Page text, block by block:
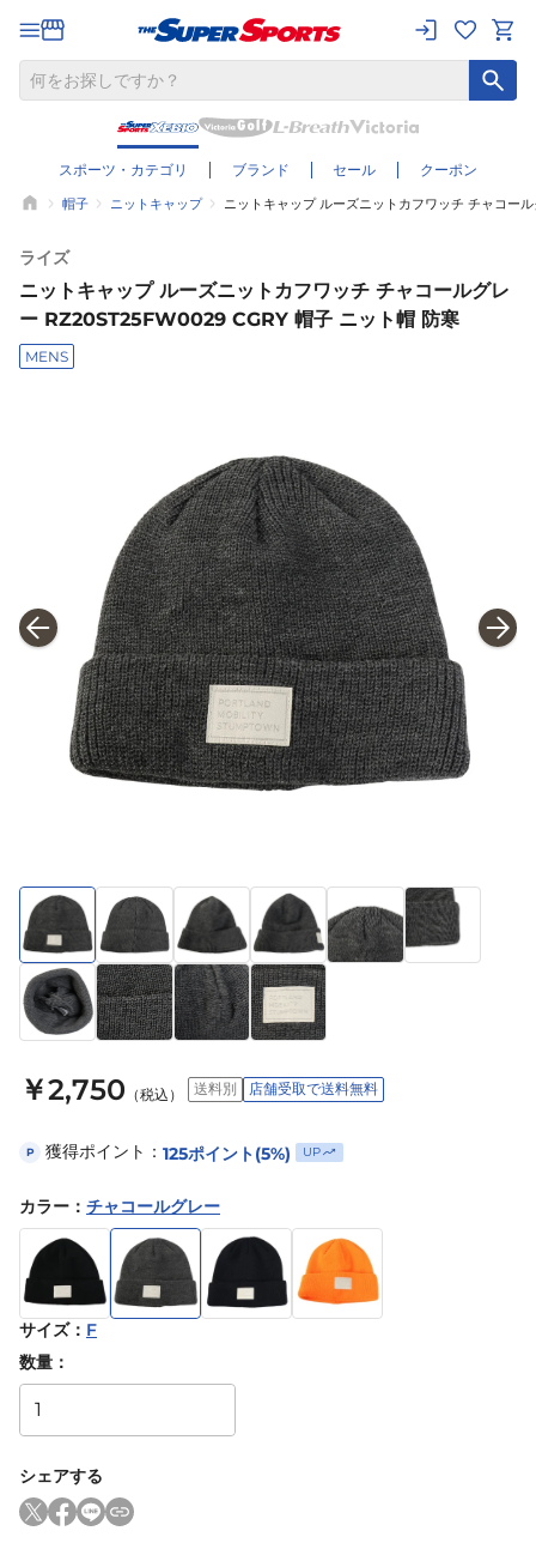
スポーツ・カテゴリ ブランド セール クーポン
帽子 ニットキャップ ニットキャップ ルーズニットカフワッチ チャコー
ライズ
ニットキャップ ルーズニットカフワッチ チャコールグレ
ー RZ20ST25FW0029 CGRY 帽子 ニット帽 防寒
MENS
￥2,750 （税込） 送料別 店舗受取で送料無料
P 獲得ポイント： 125ポイント(5%) UP
カラー ： チャコールグレー
サイズ： F
数量：
シェアする